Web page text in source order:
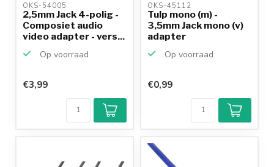
OKS-54005
2,5mm Jack 4-polig -
Composiet audio
video adapter - vers...
Op voorraad
€3,99
OKS-45112
Tulp mono (m) -
3,5mm Jack mono (v)
adapter
Op voorraad
€0,99